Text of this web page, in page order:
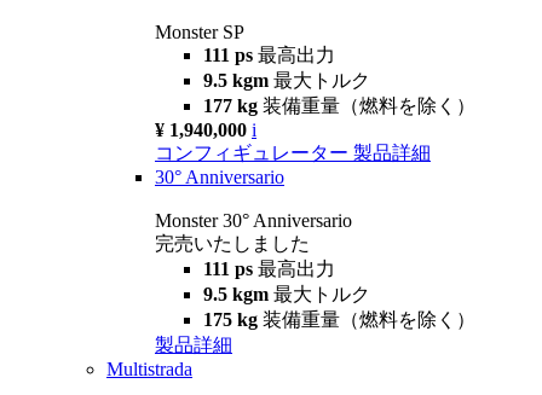
Monster SP
111 ps 最高出力
9.5 kgm 最大トルク
177 kg 装備重量（燃料を除く）
¥ 1,940,000 i
コンフィギュレーター 製品詳細
30° Anniversario
Monster 30° Anniversario
完売いたしました
111 ps 最高出力
9.5 kgm 最大トルク
175 kg 装備重量（燃料を除く）
製品詳細
Multistrada